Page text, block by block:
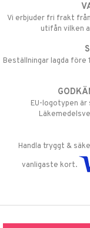
Vi erbjuder fri frakt
utifån vilken
Beställningar lagda före
EU-logotypen
Handla tryggt &
vanligaste kort.